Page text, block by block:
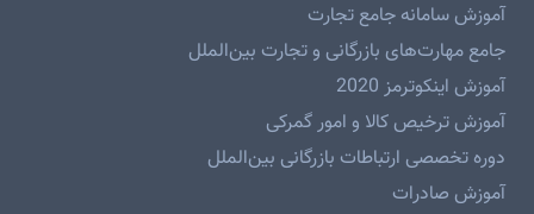
آموزش سامانه جامع تجارت
جامع مهارت‌های بازرگانی و تجارت بین‌الملل
آموزش اینکوترمز 2020
آموزش ترخیص کالا و امور گمرکی
دوره تخصصی ارتباطات بازرگانی بین‌الملل
آموزش صادرات